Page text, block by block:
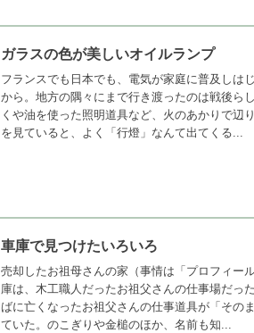
ガラスの色が美しいオイルランプ
フランスでも日本でも、電気が家庭に普及しは
から。地方の隅々にまで行き渡ったのは戦後ら
くや油を使った照明道具など、火のあかりで辺
を見ていると、よく「行燈」なんて出てくる...
車庫で見つけたいろいろ
売却したお祖母さんの家（事情は「プロフィー
庫は、木工職人だったお祖父さんの仕事場だっ
ばに亡くなったお祖父さんの仕事道具が「その
ていた。のこぎりや金槌のほか、名前も知...